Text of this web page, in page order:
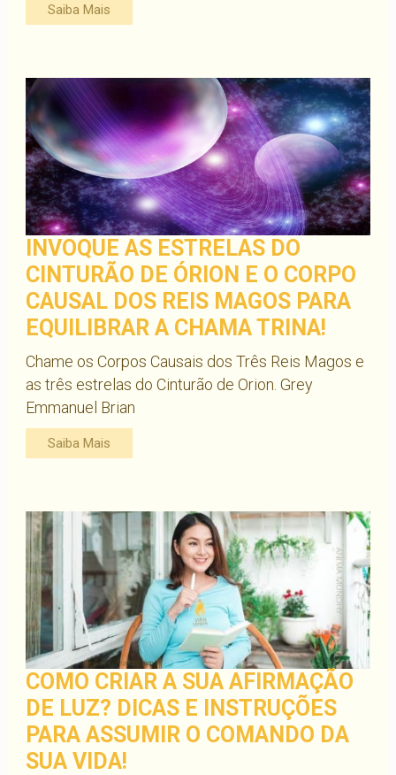
Saiba Mais
INVOQUE AS ESTRELAS DO
CINTURÃO DE ÓRION E O CORPO
CAUSAL DOS REIS MAGOS PARA
EQUILIBRAR A CHAMA TRINA!
Chame os Corpos Causais dos Três Reis Magos e
as três estrelas do Cinturão de Orion. Grey
Emmanuel Brian
Saiba Mais
COMO CRIAR A SUA AFIRMAÇÃO
DE LUZ? DICAS E INSTRUÇÕES
PARA ASSUMIR O COMANDO DA
SUA VIDA!